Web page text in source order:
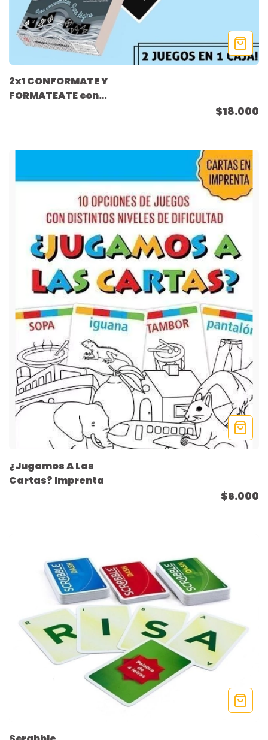
2x1 CONFORMATE Y
FORMATEATE con
$18.000
¿Jugamos A Las
Cartas? Imprenta
$6.000